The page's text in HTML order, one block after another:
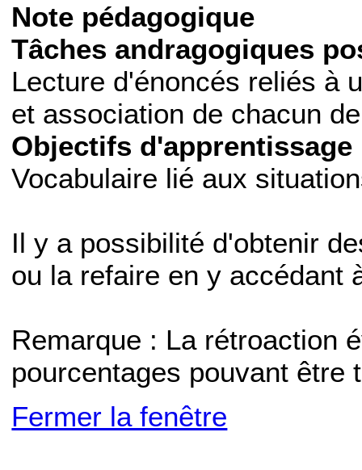
Note pédagogique
Tâches andragogiques
Lecture d'énoncés reliés à
et association de chacun
Objectifs
Vocabulaire lié aux
Il y a possibilité d'obtenir
ou la refaire en y accédant
Remarque : La rétroaction
pourcentages pouvant être
Fermer la fenêtre